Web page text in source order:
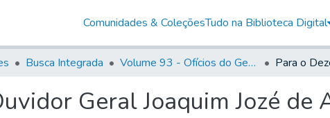
Comunidades & ColeçõesTudo na Biblioteca Digital
Busca Integrada Volume 93 - Ofícios do General D. Luiz em favor da praça do Iguatemi (1775)
Geral Joaquim Jozé de